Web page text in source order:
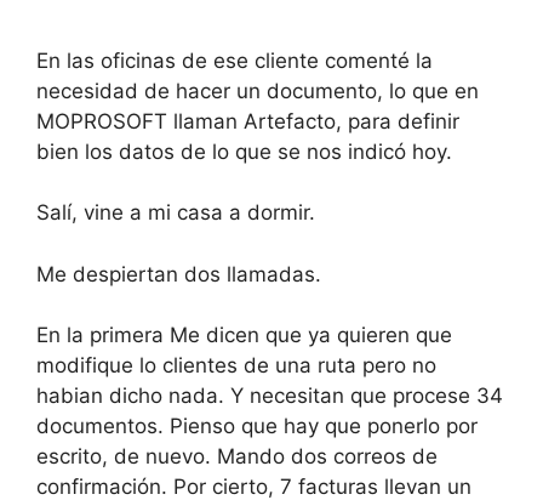
En las oficinas de ese cliente comenté la
necesidad de hacer un documento, lo que en
MOPROSOFT llaman Artefacto, para definir
bien los datos de lo que se nos indicó hoy.
Salí, vine a mi casa a dormir.
Me despiertan dos llamadas.
En la primera Me dicen que ya quieren que
modifique lo clientes de una ruta pero no
habian dicho nada. Y necesitan que procese 34
documentos. Pienso que hay que ponerlo por
escrito, de nuevo. Mando dos correos de
confirmación. Por cierto, 7 facturas llevan un